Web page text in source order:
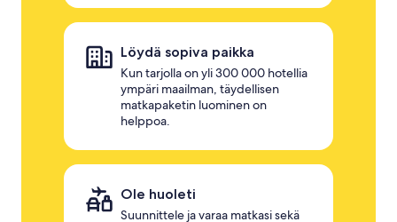
Löydä sopiva paikka
Kun tarjolla on yli 300 000 hotellia
ympäri maailman, täydellisen
matkapaketin luominen on
helppoa.
Ole huoleti
Suunnittele ja varaa matkasi sekä